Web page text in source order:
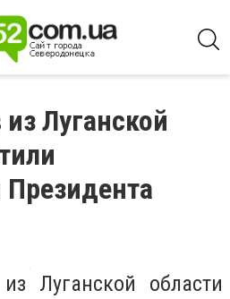
Луганской
Луганской области